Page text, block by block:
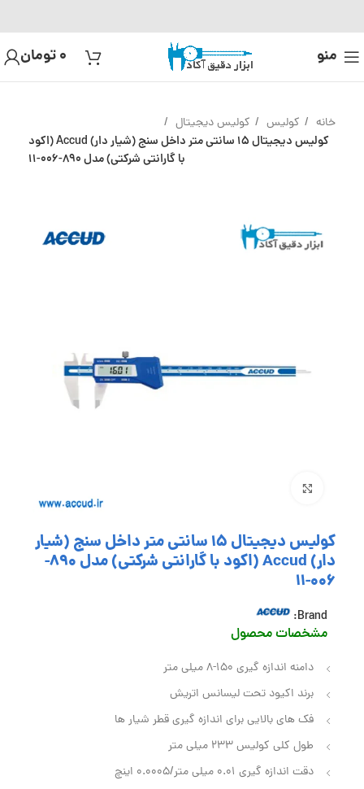
منو 0تومان
خانه کولیس کولیس دیجیتال
کولیس دیجیتال 15 سانتی متر داخل سنج (شیار دار) Accud (اکود
با گارانتی شرکتی) مدل 890-006-11
کولیس دیجیتال 15 سانتی متر داخل سنج (شیار
دار) Accud (اکود با گارانتی شرکتی) مدل 890-
006-11
Brand:
مشخصات محصول
دامنه اندازه گیری 150-8 میلی متر
برند اکیود تحت لیسانس اتریش
فک‌ های بالایی برای اندازه‌ گیری قطر شیار ها
طول کلی کولیس 233 میلی متر
دقت اندازه گیری 0.01 میلی‌ متر/0.0005 اینچ